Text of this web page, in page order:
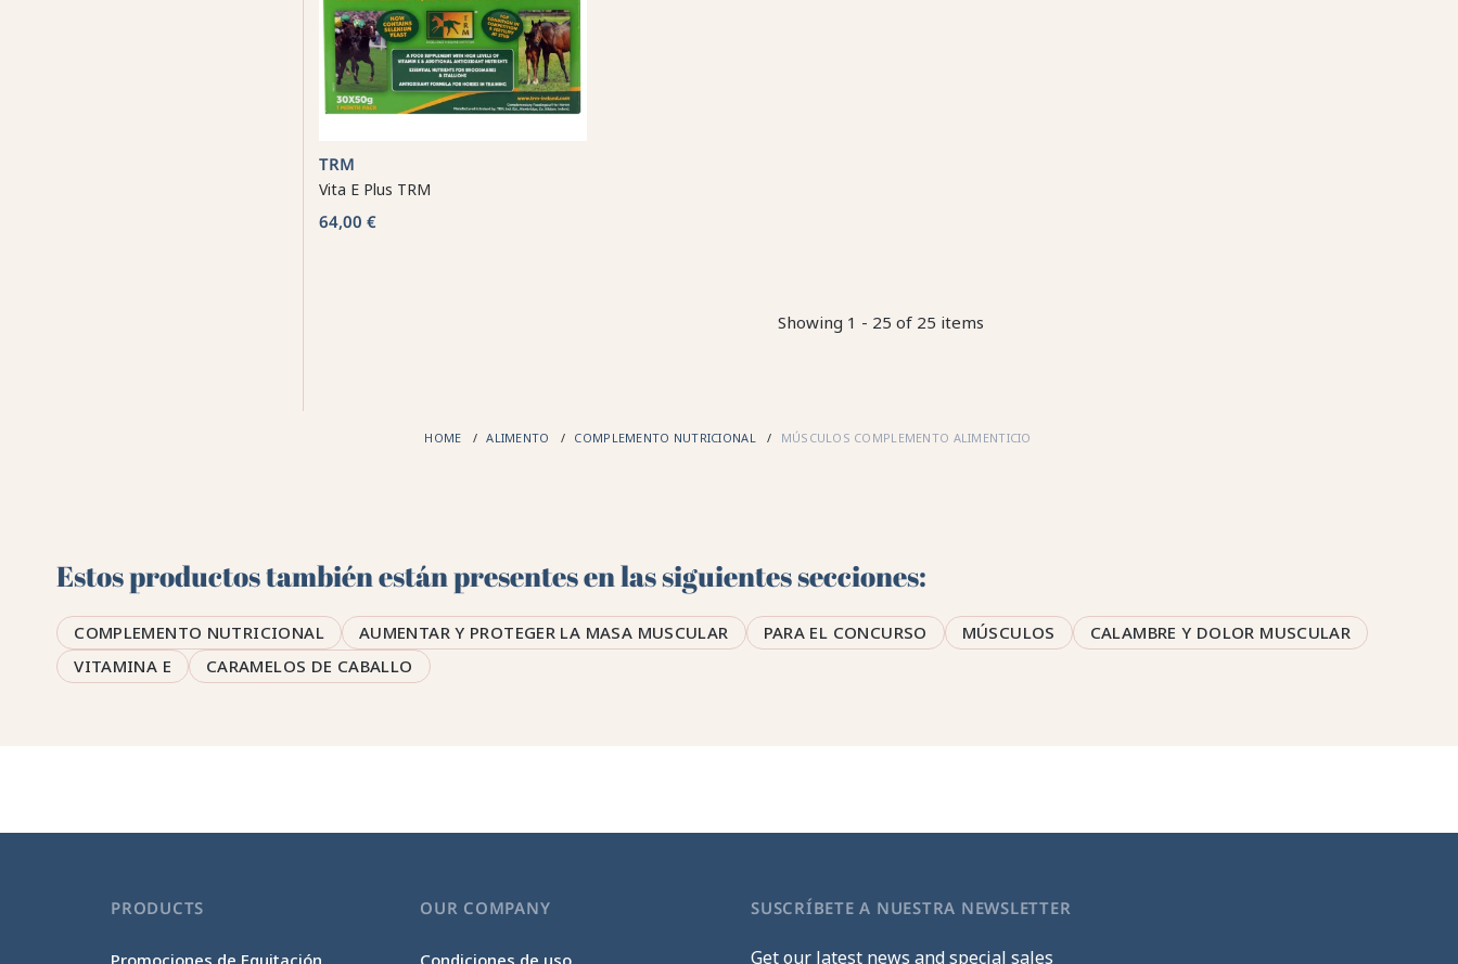
TRM
Vita E Plus TRM
64,00 €
Showing 1 - 25 of 25 items
HOME ALIMENTO COMPLEMENTO NUTRICIONAL MÚSCULOS COMPLEMENTO ALIMENTICIO
Estos productos también están presentes en las siguientes secciones:
COMPLEMENTO NUTRICIONAL AUMENTAR Y PROTEGER LA MASA MUSCULAR PARA EL CONCURSO MÚSCULOS
CALAMBRE Y DOLOR MUSCULAR
VITAMINA E
CARAMELOS DE CABALLO
PRODUCTS
Promociones de Equitación
OUR COMPANY
Condiciones de uso
SUSCRÍBETE A NUESTRA NEWSLETTER
Get our latest news and special sales